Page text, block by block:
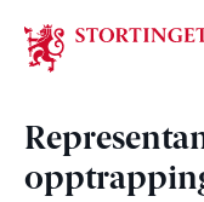
Stortinget.no